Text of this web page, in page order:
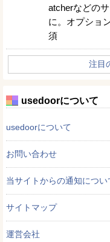
atcherなどの
に。オプショ
須
注目
usedoorについて
usedoorについて
お問い合わせ
当サイトからの通知につい
サイトマップ
運営会社